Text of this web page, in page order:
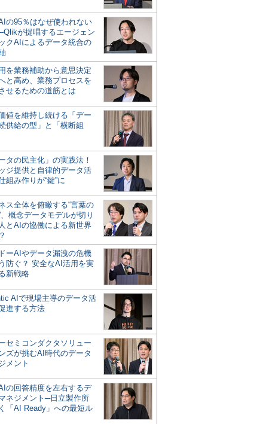
の95％はなぜ使われない
が提唱するエージェン
クAIによるデータ統合の
を業務補助から意思決定
と高め、業務プロセスを
せるための道筋とは
値を維持し続ける「デー
供給の型」と「横断組
タの民主化」の実践法！
ジ提供と自律的データ活
組み作りが“鍵”に
ス全体を俯瞰する“言葉の
、概念データモデルが切り
とAIの協働による新世界
ーAIやデータ漏洩の危機
防ぐ？ 安全なAI活用を実
新戦略
AIで現場主導のデータ活
進する方法
セミコンダクタソリュー
ズが挑むAI時代のデータ
メント
の回答精度を左右するデ
ネジメント─日立製作所
「AI Ready」への最短ル